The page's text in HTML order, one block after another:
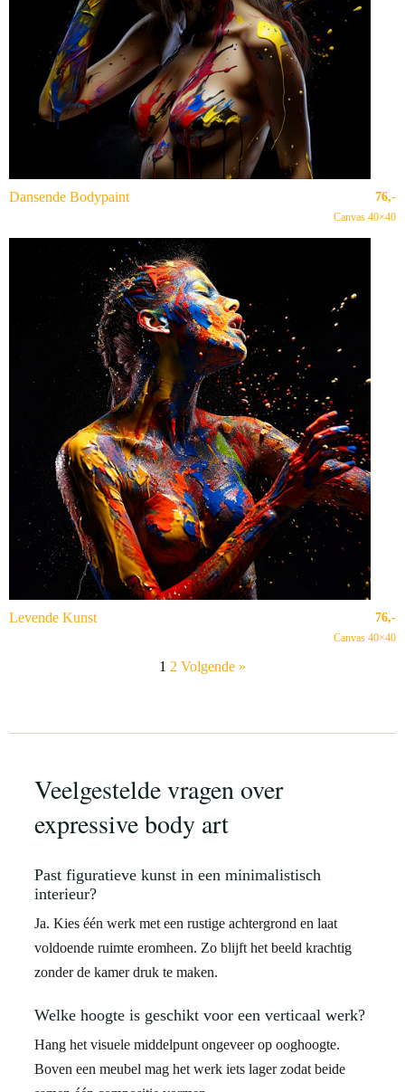
Dansende Bodypaint 76,-
Canvas 40×40
Levende Kunst 76,-
Canvas 40×40
1 2 Volgende »
Veelgestelde vragen over
expressive body art
Past figuratieve kunst in een minimalistisch
interieur?
Ja. Kies één werk met een rustige achtergrond en laat
voldoende ruimte eromheen. Zo blijft het beeld krachtig
zonder de kamer druk te maken.
Welke hoogte is geschikt voor een verticaal werk?
Hang het visuele middelpunt ongeveer op ooghoogte.
Boven een meubel mag het werk iets lager zodat beide